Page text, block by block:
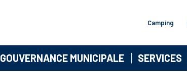
Camping
GOUVERNANCE MUNICIPALE SERVICES